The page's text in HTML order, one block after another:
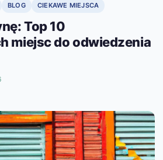
BLOG CIEKAWE MIEJSCA
Top 10
miejsc do odwiedzenia